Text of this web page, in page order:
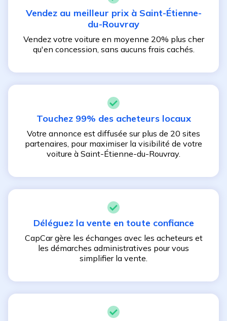
Vendez au meilleur prix à Saint-Étienne-
du-Rouvray
Vendez votre voiture en moyenne 20% plus cher
qu'en concession, sans aucuns frais cachés.
Touchez 99% des acheteurs locaux
Votre annonce est diffusée sur plus de 20 sites
partenaires, pour maximiser la visibilité de votre
voiture à Saint-Étienne-du-Rouvray.
Déléguez la vente en toute confiance
CapCar gère les échanges avec les acheteurs et
les démarches administratives pour vous
simplifier la vente.